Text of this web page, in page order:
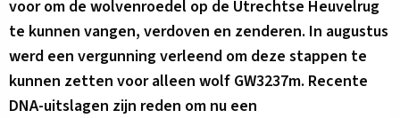
voor om de wolvenroedel op de Utrechtse Heuvelrug
te kunnen vangen, verdoven en zenderen. In augustus
werd een vergunning verleend om deze stappen te
kunnen zetten voor alleen wolf GW3237m. Recente
DNA-uitslagen zijn reden om nu een